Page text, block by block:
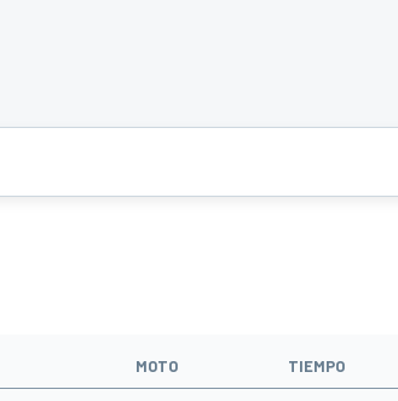
MOTO TIEMPO